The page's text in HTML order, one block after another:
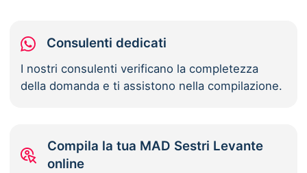
Consulenti dedicati
I nostri consulenti verificano la completezza
della domanda e ti assistono nella compilazione.
Compila la tua MAD Sestri Levante
online